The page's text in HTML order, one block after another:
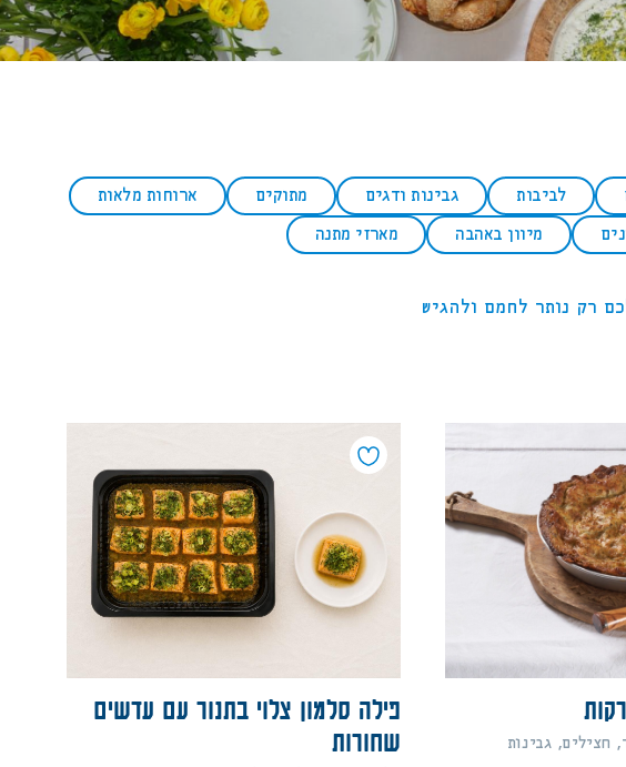
לביבות גבינות ודגים מתוקים ארוחות מלאות
מיוון באהבה מארזי מתנה
רק נותר לחמם ולהגיש
חצילים, גבינות
פילה סלמון צלוי בתנור עם עדשים
שחורות